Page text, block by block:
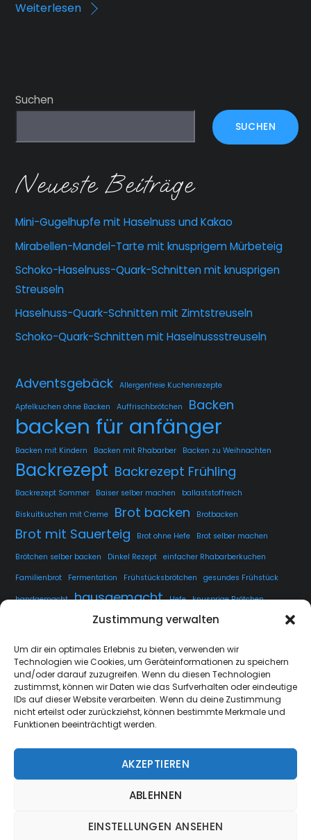
Zustimmung verwalten
Um dir ein optimales Erlebnis zu bieten, verwenden wir
Technologien wie Cookies, um Geräteinformationen zu speichern
und/oder darauf zuzugreifen. Wenn du diesen Technologien
zustimmst, können wir Daten wie das Surfverhalten oder eindeutige
IDs auf dieser Website verarbeiten. Wenn du deine Zustimmung
nicht erteilst oder zurückziehst, können bestimmte Merkmale und
Funktionen beeinträchtigt werden.
AKZEPTIEREN
ABLEHNEN
EINSTELLUNGEN ANSEHEN
Weiterlesen
Suchen
SUCHEN
Neueste Beiträge
Mini-Gugelhupfe mit Haselnuss und Kakao
Mirabellen-Mandel-Tarte mit knusprigem Mürbeteig
Schoko-Haselnuss-Quark-Schnitten mit knusprigen
Streuseln
Haselnuss-Quark-Schnitten mit Zimtstreuseln
Schoko-Quark-Schnitten mit Haselnussstreuseln
Adventsgebäck Allergenfreie Kuchenrezepte
Apfelkuchen ohne Backen Auffrischbrötchen Backen
backen für anfänger
Backen mit Kindern Backen mit Rhabarber Backen zu Weihnachten
Backrezept Backrezept Frühling
Backrezept Sommer Baiser selber machen ballaststoffreich
Biskuitkuchen mit Creme Brot backen Brotbacken
Brot mit Sauerteig Brot ohne Hefe
Brot selber machen
Brötchen selber backen
Dinkel Rezept
einfacher Rhabarberkuchen
Familienbrot
Fermentation Frühstücksbrötchen gesundes Frühstück
handgemacht hausgemacht Hefe knusprige Brötchen
kuchen lange Teigführung Langzeitführung
Sauerteig
Sauerteig fermentieren Sauerteig Rezept selbstgemacht Sesam
Weissbrot
Übernachtgare
Top